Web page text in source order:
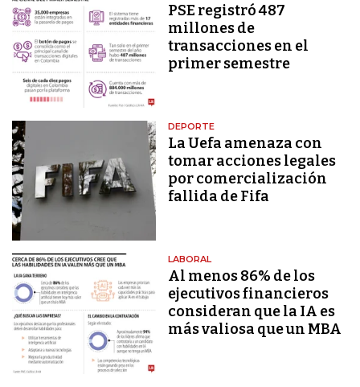
PSE registró 487
millones de
transacciones en el
primer semestre
DEPORTE
La Uefa amenaza con
tomar acciones legales
por comercialización
fallida de Fifa
LABORAL
Al menos 86% de los
ejecutivos financieros
consideran que la IA es
más valiosa que un MBA